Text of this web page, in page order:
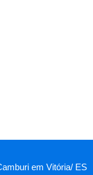
em Vitória/ ES